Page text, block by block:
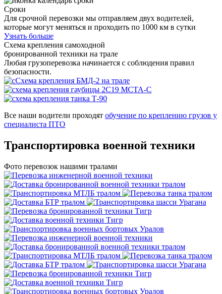
Сроки
Для срочной перевозки мы отправляем двух водителей,
которые могут меняться и проходить по 1000 км в сутки
Узнать больше
Схема крепления самоходной
бронированной техники на трале
Любая грузоперевозка начинается с соблюдения правил
безопасности.
Все наши водители проходят обучение по креплению грузов у
специалиста ПТО
Транспортировка военной техники
Фото перевозок нашими тралами